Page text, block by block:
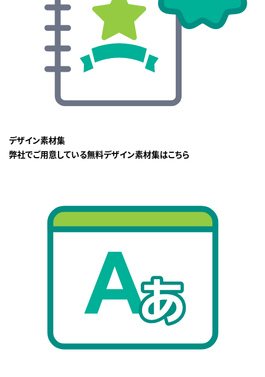
デザイン素材集
弊社でご用意している無料デザイン素材集はこちら